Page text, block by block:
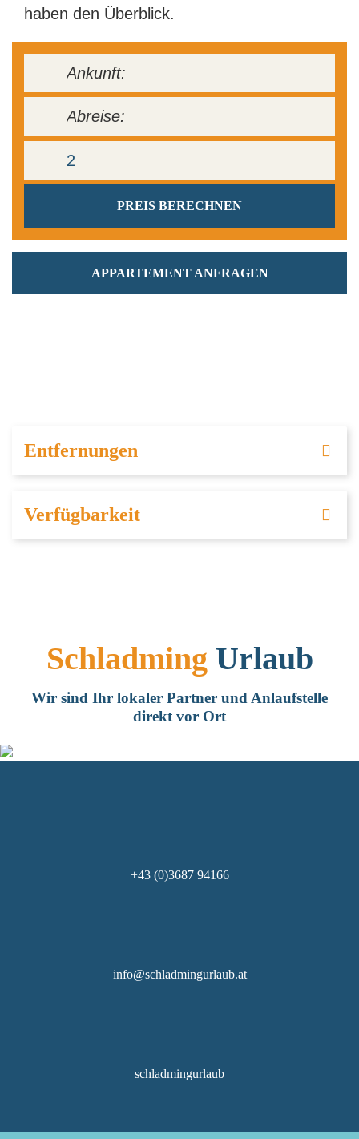
haben den Überblick.
APPARTEMENT ANFRAGEN
Entfernungen
Verfügbarkeit
Schladming Urlaub
Wir sind Ihr lokaler Partner und Anlaufstelle
direkt vor Ort
+43 (0)3687 94166
info@schladmingurlaub.at
schladmingurlaub